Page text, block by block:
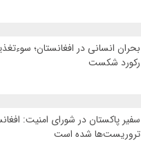
بحران انسانی در افغانستان؛
رکورد شکست
سفیر پاکستان در شورای امنیت:
تروریست‌ها شده است